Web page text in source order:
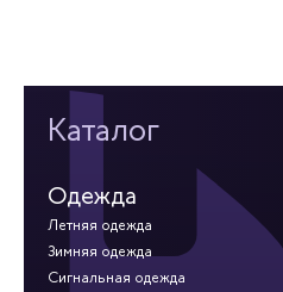
Каталог
Одежда
Летняя одежда
Зимняя одежда
Сигнальная одежда